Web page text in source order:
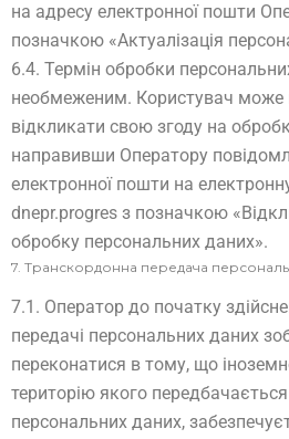
на адресу електронної пошти
позначкою «Актуалізація
6.4. Термін обробки
необмеженим. Користувач може
відкликати свою згоду на
направивши Оператору
електронної пошти на
dnepr.progres з позначкою
обробку персональних даних».
7. Транскордонна передача
7.1. Оператор до початку
передачі персональних даних
переконатися в тому, що
територію якого
персональних даних,